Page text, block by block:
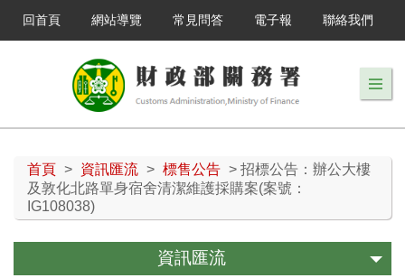
回首頁 網站導覽 常見問答 電子報 聯絡我們
首頁 > 資訊匯流 > 標售公告 > 招標公告：辦公大樓
及敦化北路單身宿舍清潔維護採購案(案號：
IG108038)
資訊匯流